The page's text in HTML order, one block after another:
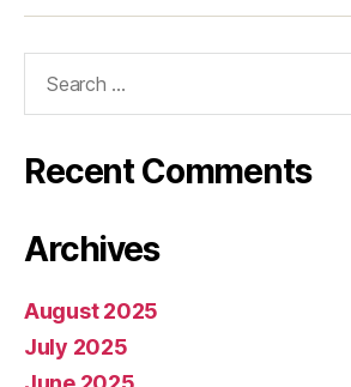
Recent Comments
Archives
August 2025
July 2025